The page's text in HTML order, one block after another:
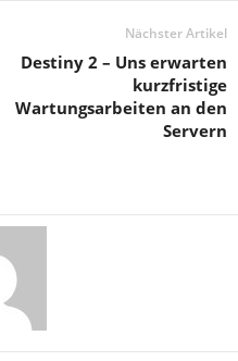
Nächster Artikel
Destiny 2 – Uns erwarten
kurzfristige
Wartungsarbeiten an den
Servern